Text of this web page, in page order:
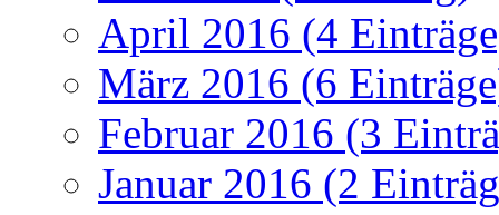
April 2016 (4
März 2016 (6
Februar 2016 (3
Januar 2016 (2